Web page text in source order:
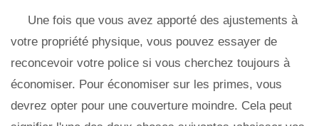
Une fois que vous avez apporté des ajustements à
votre propriété physique, vous pouvez essayer de
reconcevoir votre police si vous cherchez toujours à
économiser. Pour économiser sur les primes, vous
devrez opter pour une couverture moindre. Cela peut